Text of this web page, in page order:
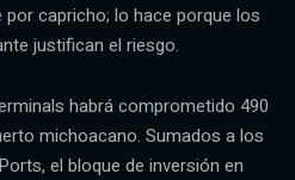
capricho; lo hace porque los
justifican el riesgo.
habrá comprometido 490
michoacano. Sumados a los
el bloque de inversión en